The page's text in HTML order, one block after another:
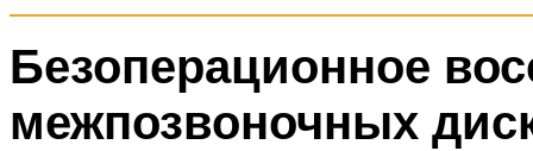
Безоперационное
межпозвоночных